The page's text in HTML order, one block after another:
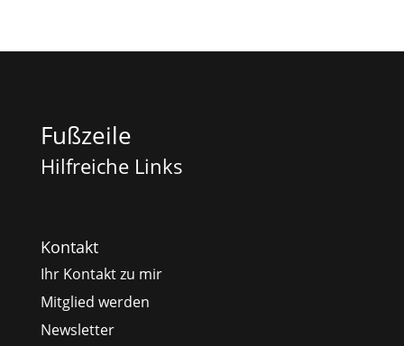
Fußzeile
Hilfreiche Links
Kontakt
Ihr Kontakt zu mir
Mitglied werden
Newsletter